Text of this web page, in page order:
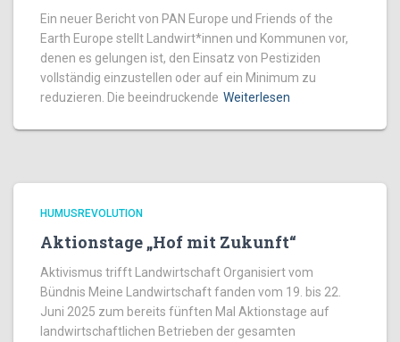
Ein neuer Bericht von PAN Europe und Friends of the
Earth Europe stellt Landwirt*innen und Kommunen vor,
denen es gelungen ist, den Einsatz von Pestiziden
vollständig einzustellen oder auf ein Minimum zu
reduzieren. Die beeindruckende Weiterlesen
HUMUSREVOLUTION
Aktionstage „Hof mit Zukunft“
Aktivismus trifft Landwirtschaft Organisiert vom
Bündnis Meine Landwirtschaft fanden vom 19. bis 22.
Juni 2025 zum bereits fünften Mal Aktionstage auf
landwirtschaftlichen Betrieben der gesamten